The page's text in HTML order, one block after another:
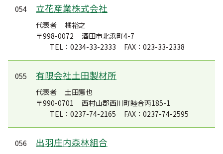
054 立花産業株式会社
代表者
橘裕之
〒998-0072
酒田市北浜町4-7
TEL：0234-33-2333
FAX：023-33-2338
055 有限会社土田製材所
代表者
土田憲也
〒990-0701
西村山郡西川町睦合丙185-1
TEL：0237-74-2165
FAX：0237-74-2595
056 出羽庄内森林組合